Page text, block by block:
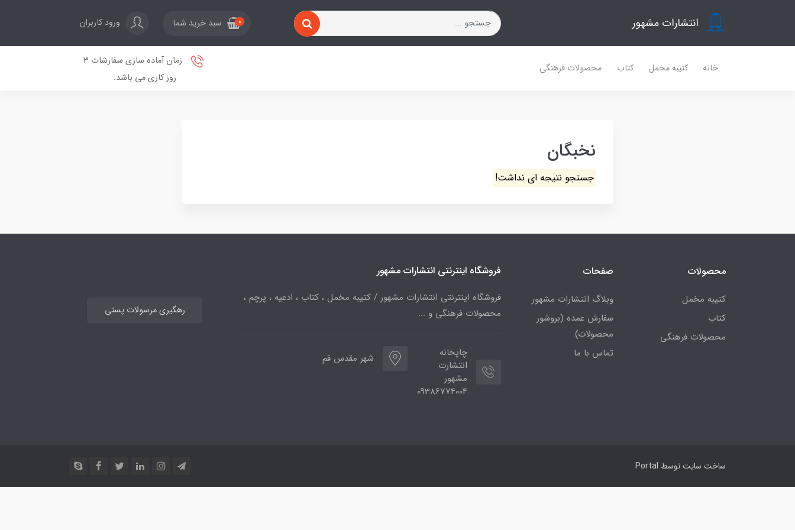
انتشارات مشهور 0 سبد خرید شما ورود کاربران
خانه کتیبه مخمل کتاب محصولات فرهنگی
زمان آماده سازی سفارشات 3
روز کاری می باشد.
نخبگان
جستجو نتیجه ای نداشت!
محصولات
کتیبه مخمل
کتاب
محصولات فرهنگی
صفحات
وبلاگ انتشارات مشهور
سفارش عمده (بروشور
محصولات)
تماس با ما
فروشگاه اینترنتی انتشارات مشهور
فروشگاه اینترنتی انتشارات مشهور / کتیبه مخمل ، کتاب ، ادعیه ، پرچم ،
محصولات فرهنگی و ...
چاپخانه
انتشارت
مشهور
09386774004
شهر مقدس قم
رهگیری مرسولات پستی
ساخت سایت توسط Portal